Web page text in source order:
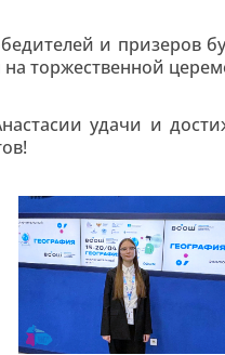
и призеров
на торжественной
удачи и